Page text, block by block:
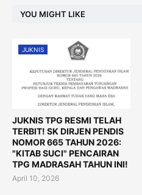
YOU MIGHT LIKE
JUKNIS
JUKNIS TPG RESMI TELAH
TERBIT! SK DIRJEN PENDIS
NOMOR 665 TAHUN 2026:
"KITAB SUCI" PENCAIRAN
TPG MADRASAH TAHUN INI!
April 10, 2026